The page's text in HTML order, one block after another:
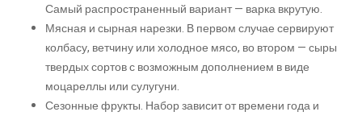
Самый распространенный вариант — варка вкрутую.
Мясная и сырная нарезки. В первом случае сервируют
колбасу, ветчину или холодное мясо, во втором — сыры
твердых сортов с возможным дополнением в виде
моцареллы или сулугуни.
Сезонные фрукты. Набор зависит от времени года и